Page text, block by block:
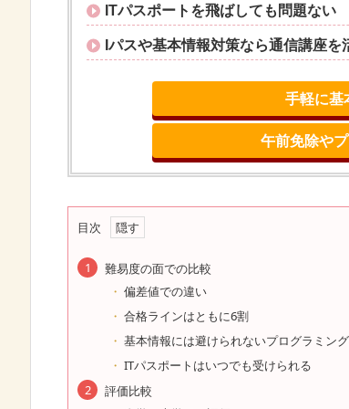
ITパスポートを飛ばしても問題ない
Iパスや基本情報対策なら通信講座を
手軽に基
午前免除や
目次
難易度の面での比較
偏差値での違い
合格ラインはともに6割
基本情報には避けられないプログラミン
ITパスポートはいつでも受けられる
評価比較